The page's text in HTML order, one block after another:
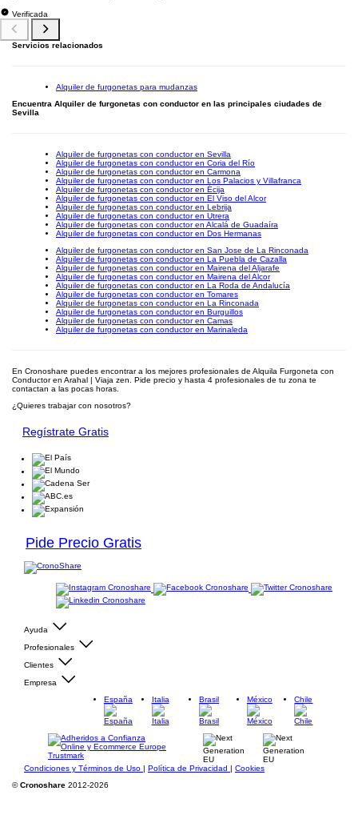
Verificada
Servicios relacionados
Alquiler de furgonetas para mudanzas
Encuentra Alquiler de furgonetas con conductor en las principales ciudades de
Sevilla
Alquiler de furgonetas con conductor en Sevilla
Alquiler de furgonetas con conductor en Coria del Río
Alquiler de furgonetas con conductor en Carmona
Alquiler de furgonetas con conductor en Los Palacios y Villafranca
Alquiler de furgonetas con conductor en Écija
Alquiler de furgonetas con conductor en El Viso del Alcor
Alquiler de furgonetas con conductor en Lebrija
Alquiler de furgonetas con conductor en Utrera
Alquiler de furgonetas con conductor en Alcalá de Guadaíra
Alquiler de furgonetas con conductor en Dos Hermanas
Alquiler de furgonetas con conductor en San Jose de La Rinconada
Alquiler de furgonetas con conductor en La Puebla de Cazalla
Alquiler de furgonetas con conductor en Mairena del Aljarafe
Alquiler de furgonetas con conductor en Mairena del Alcor
Alquiler de furgonetas con conductor en La Roda de Andalucía
Alquiler de furgonetas con conductor en Tomares
Alquiler de furgonetas con conductor en La Rinconada
Alquiler de furgonetas con conductor en Burguillos
Alquiler de furgonetas con conductor en Camas
Alquiler de furgonetas con conductor en Marinaleda
En Cronoshare puedes encontrar a los mejores profesionales de Alquila Furgoneta con
Conductor en Arahal | Viaja zen. Pide precio y hasta 4 profesionales de tu zona te
contactan a las pocas horas.
¿Quieres trabajar con nosotros?
Regístrate Gratis
Pide Precio Gratis
Ayuda
Profesionales
Clientes
Empresa
España
Italia Brasil México Chile
Condiciones y Términos de Uso | Política de Privacidad | Cookies
©Cronoshare 2012-2026